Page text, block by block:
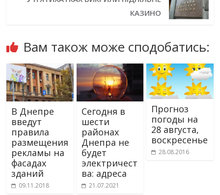
КАЗИНО
Вам також може сподобатись:
В Днепре
введут
правила
размещения
рекламы на
фасадах
зданий
09.11.2018
Сегодня в
шести
районах
Днепра не
будет
электричест
ва: адреса
21.07.2021
Прогноз
погоды на
28 августа,
воскресенье
28.08.2016